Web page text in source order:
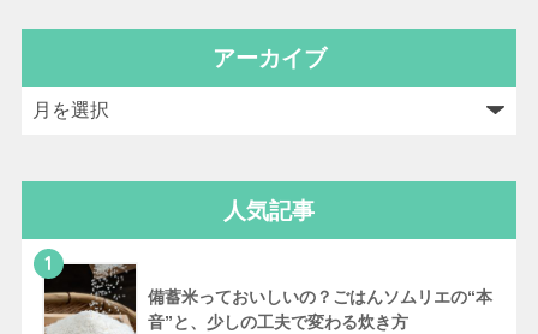
アーカイブ
人気記事
1
備蓄米っておいしいの？ごはんソムリエの“本
音”と、少しの工夫で変わる炊き方